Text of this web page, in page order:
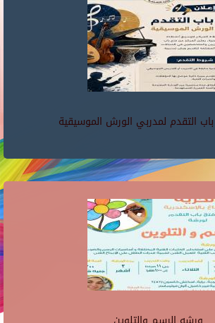
التقدم لمدربي الورش الموسيقية